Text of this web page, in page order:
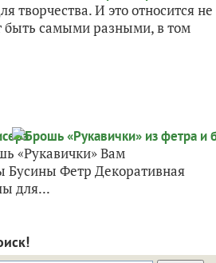
творчества. И это относится не
быть самыми разными, в том
«Рукавички» Вам
Бусины Фетр Декоративная
для...